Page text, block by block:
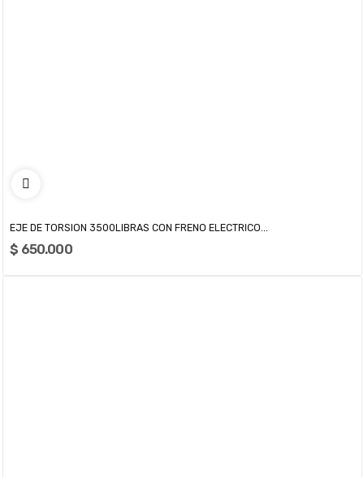
EJE DE TORSION 3500LIBRAS CON FRENO ELECTRICO...
$ 650.000